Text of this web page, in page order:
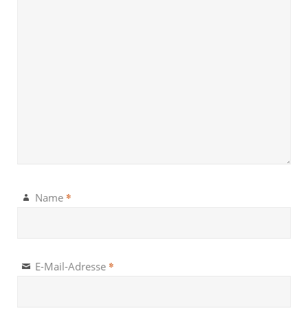
Name *
E-Mail-Adresse *